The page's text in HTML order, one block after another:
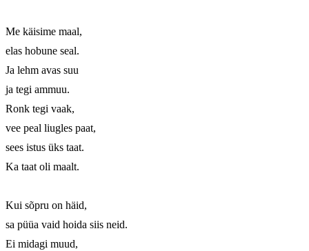
Me käisime maal,
elas hobune seal.
Ja lehm avas suu
ja tegi ammuu.
Ronk tegi vaak,
vee peal liugles paat,
sees istus üks taat.
Ka taat oli maalt.
Kui sõpru on häid,
sa püüa vaid hoida siis neid.
Ei midagi muud,